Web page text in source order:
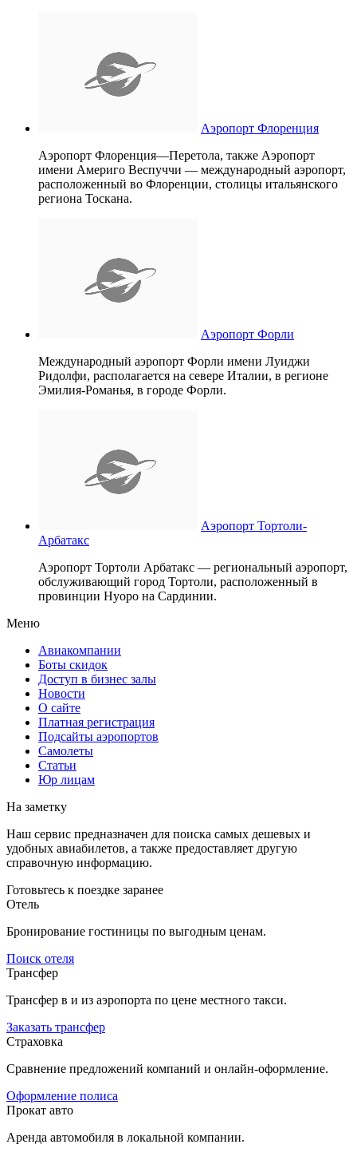
Аэропорт Флоренция
Аэропорт Флоренция—Перетола, также Аэропорт
имени Америго Веспуччи — международный аэропорт,
расположенный во Флоренции, столицы итальянского
региона Тоскана.
Аэропорт Форли
Международный аэропорт Форли имени Луиджи
Ридолфи, располагается на севере Италии, в регионе
Эмилия-Романья, в городе Форли.
Аэропорт Тортоли-
Арбатакс
Аэропорт Тортоли Арбатакс — региональный аэропорт,
обслуживающий город Тортоли, расположенный в
провинции Нуоро на Сардинии.
Меню
Авиакомпании
Боты скидок
Доступ в бизнес залы
Новости
О сайте
Платная регистрация
Подсайты аэропортов
Самолеты
Статьи
Юр лицам
На заметку
Наш сервис предназначен для поиска самых дешевых и
удобных авиабилетов, а также предоставляет другую
справочную информацию.
Готовьтесь к поездке заранее
Отель
Бронирование гостиницы по выгодным ценам.
Поиск отеля
Трансфер
Трансфер в и из аэропорта по цене местного такси.
Заказать трансфер
Страховка
Сравнение предложений компаний и онлайн-оформление.
Оформление полиса
Прокат авто
Аренда автомобиля в локальной компании.